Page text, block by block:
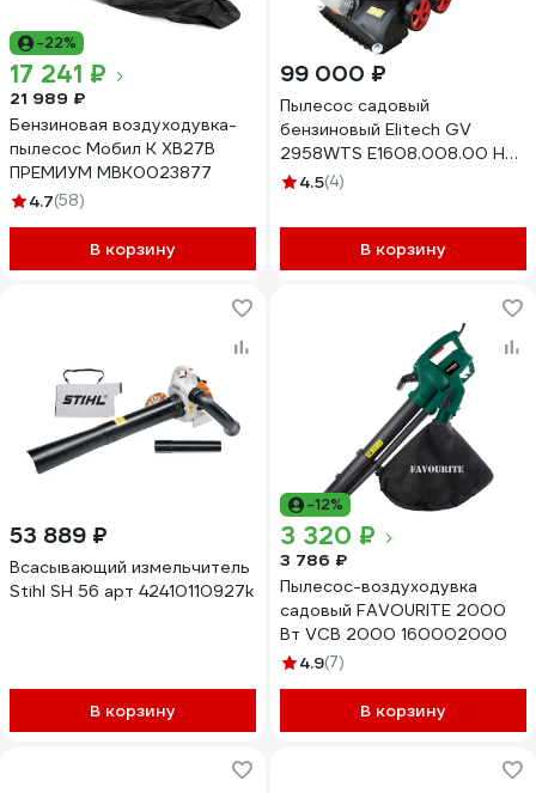
-22%
17 241 ₽
21 989 ₽
Бензиновая воздуходувка-
пылесос Мобил К XB27В
ПРЕМИУМ MBK0023877
4.7(58)
В корзину
99 000 ₽
Пылесос садовый
бензиновый Elitech GV
2958WTS E1608.008.00 HD
209898
4.5(4)
В корзину
53 889 ₽
Всасывающий измельчитель
Stihl SH 56 арт 42410110927k
В корзину
-12%
3 320 ₽
3 786 ₽
Пылесос-воздуходувка
садовый FAVOURITE 2000
Вт VCB 2000 160002000
4.9(7)
В корзину